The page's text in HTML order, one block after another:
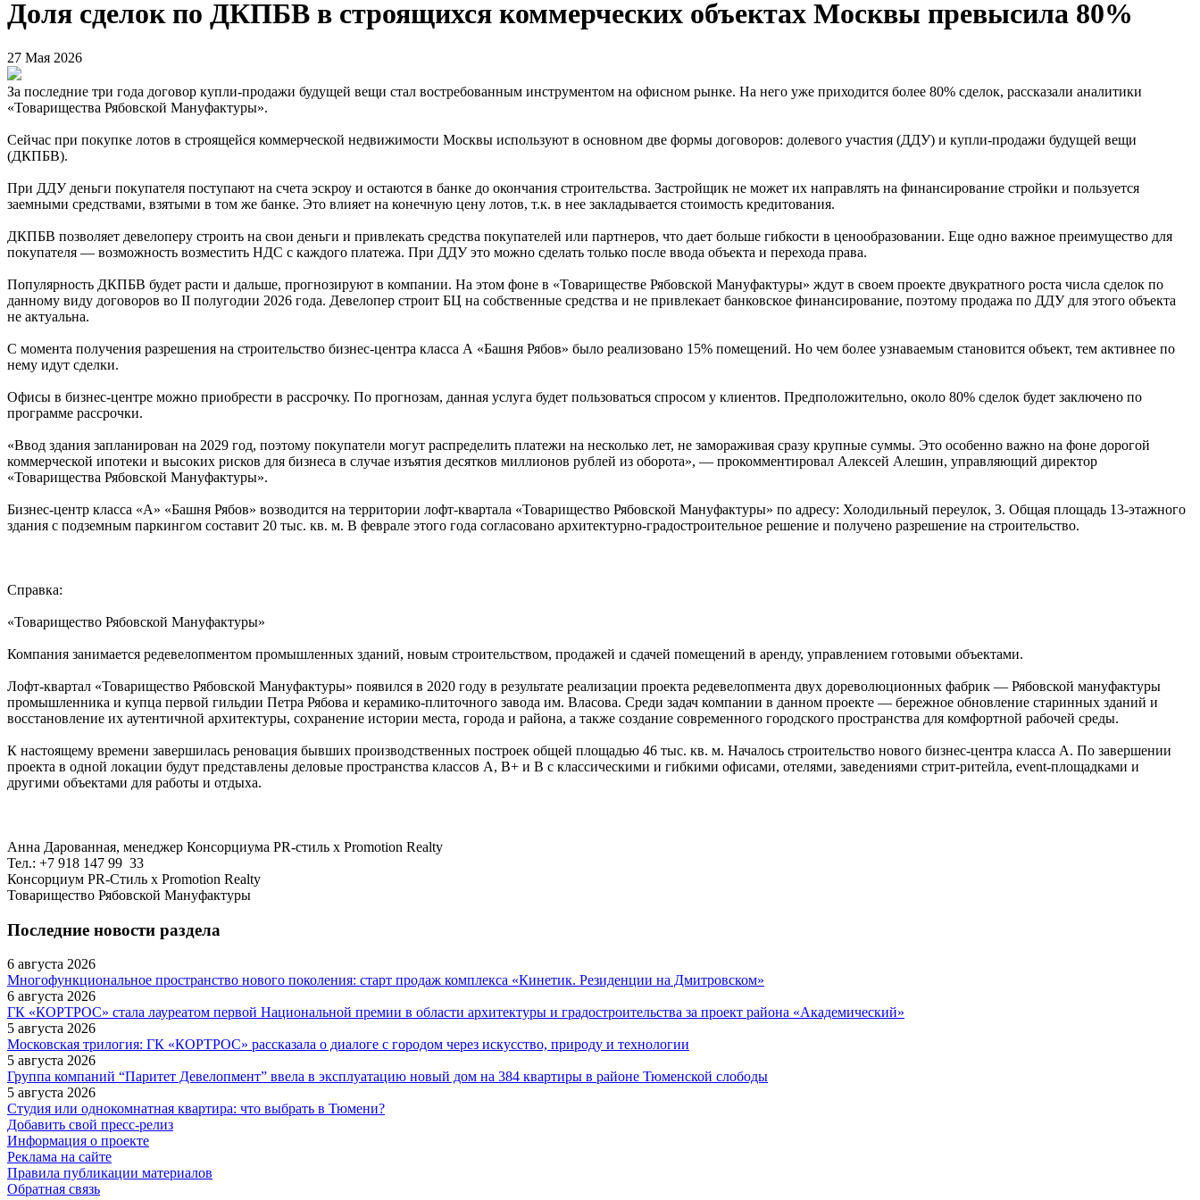
Доля сделок по ДКПБВ в строящихся коммерческих объектах Москвы превысила 80%
27 Мая 2026
За последние три года договор купли-продажи будущей вещи стал востребованным инструментом на офисном рынке. На него уже приходится более 80% сделок, рассказали аналитики
«Товарищества Рябовской Мануфактуры».
Сейчас при покупке лотов в строящейся коммерческой недвижимости Москвы используют в основном две формы договоров: долевого участия (ДДУ) и купли-продажи будущей вещи
(ДКПБВ).
При ДДУ деньги покупателя поступают на счета эскроу и остаются в банке до окончания строительства. Застройщик не может их направлять на финансирование стройки и пользуется
заемными средствами, взятыми в том же банке. Это влияет на конечную цену лотов, т.к. в нее закладывается стоимость кредитования.
ДКПБВ позволяет девелоперу строить на свои деньги и привлекать средства покупателей или партнеров, что дает больше гибкости в ценообразовании. Еще одно важное преимущество для
покупателя — возможность возместить НДС с каждого платежа. При ДДУ это можно сделать только после ввода объекта и перехода права.
Популярность ДКПБВ будет расти и дальше, прогнозируют в компании. На этом фоне в «Товариществе Рябовской Мануфактуры» ждут в своем проекте двукратного роста числа сделок по
данному виду договоров во II полугодии 2026 года. Девелопер строит БЦ на собственные средства и не привлекает банковское финансирование, поэтому продажа по ДДУ для этого объекта
не актуальна.
С момента получения разрешения на строительство бизнес-центра класса А «Башня Рябов» было реализовано 15% помещений. Но чем более узнаваемым становится объект, тем активнее по
нему идут сделки.
Офисы в бизнес-центре можно приобрести в рассрочку. По прогнозам, данная услуга будет пользоваться спросом у клиентов. Предположительно, около 80% сделок будет заключено по
программе рассрочки.
«Ввод здания запланирован на 2029 год, поэтому покупатели могут распределить платежи на несколько лет, не замораживая сразу крупные суммы. Это особенно важно на фоне дорогой
коммерческой ипотеки и высоких рисков для бизнеса в случае изъятия десятков миллионов рублей из оборота», — прокомментировал Алексей Алешин, управляющий директор
«Товарищества Рябовской Мануфактуры».
Бизнес-центр класса «А» «Башня Рябов» возводится на территории лофт-квартала «Товарищество Рябовской Мануфактуры» по адресу: Холодильный переулок, 3. Общая площадь 13-этажного
здания с подземным паркингом составит 20 тыс. кв. м. В феврале этого года согласовано архитектурно-градостроительное решение и получено разрешение на строительство.
Справка:
«Товарищество Рябовской Мануфактуры»
Компания занимается редевелопментом промышленных зданий, новым строительством, продажей и сдачей помещений в аренду, управлением готовыми объектами.
Лофт-квартал «Товарищество Рябовской Мануфактуры» появился в 2020 году в результате реализации проекта редевелопмента двух дореволюционных фабрик — Рябовской мануфактуры
промышленника и купца первой гильдии Петра Рябова и керамико-плиточного завода им. Власова. Среди задач компании в данном проекте — бережное обновление старинных зданий и
восстановление их аутентичной архитектуры, сохранение истории места, города и района, а также создание современного городского пространства для комфортной рабочей среды.
К настоящему времени завершилась реновация бывших производственных построек общей площадью 46 тыс. кв. м. Началось строительство нового бизнес-центра класса А. По завершении
проекта в одной локации будут представлены деловые пространства классов А, В+ и В с классическими и гибкими офисами, отелями, заведениями стрит-ритейла, event-площадками и
другими объектами для работы и отдыха.
Анна Дарованная, менеджер Консорциума PR-стиль х Promotion Realty
Тел.: +7 918 147 99 33
Консорциум PR-Стиль х Promotion Realty
Товарищество Рябовской Мануфактуры
Последние новости раздела
6 августа 2026
Многофункциональное пространство нового поколения: старт продаж комплекса «Кинетик. Резиденции на Дмитровском»
6 августа 2026
ГК «КОРТРОС» стала лауреатом первой Национальной премии в области архитектуры и градостроительства за проект района «Академический»
5 августа 2026
Московская трилогия: ГК «КОРТРОС» рассказала о диалоге с городом через искусство, природу и технологии
5 августа 2026
Группа компаний “Паритет Девелопмент” ввела в эксплуатацию новый дом на 384 квартиры в районе Тюменской слободы
5 августа 2026
Студия или однокомнатная квартира: что выбрать в Тюмени?
Добавить свой пресс-релиз
Информация о проекте
Реклама на сайте
Правила публикации материалов
Обратная связь